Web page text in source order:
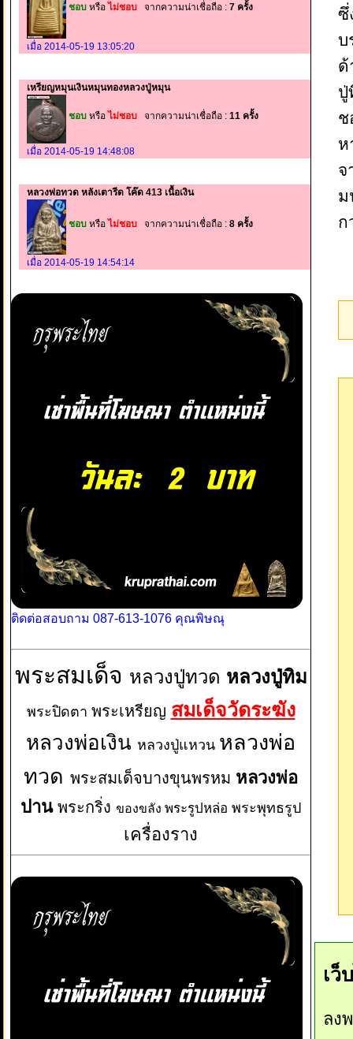
ชอบ หรือไม่ชอบ จากความน่าเชื่อถือ : 7 ครั้ง
เมื่อ 2014-05-19 13:05:20
เหรียญหมุนเงินหมุนทองหลวงปู่หมุน
ชอบ หรือ ไม่ชอบ จากความน่าเชื่อถือ : 11 ครั้ง
เมื่อ 2014-05-19 14:48:08
หลวงพ่อทวด หลังเตารีด โค๊ด 413 เนื้อเงิน
ชอบ หรือ ไม่ชอบ จากความน่าเชื่อถือ : 8 ครั้ง
เมื่อ 2014-05-19 14:54:14
ติดต่อสอบถาม 087-613-1076 คุณพิษณุ
พระสมเด็จ หลวงปู่ทวด หลวงปู่ทิม
พระปิดตา พระเหรียญ สมเด็จวัดระฆัง
หลวงพ่อเงิน หลวงปู่แหวน หลวงพ่อ
ทวด พระสมเด็จบางขุนพรหม หลวงพ่อ
ปาน พระกริ่ง ของขลัง พระรูปหล่อ พระพุทธรูป
เครื่องราง
ซึ่
บ
ด้
ปู่
ช
ห
จ
ม
ก
เว็
ลง